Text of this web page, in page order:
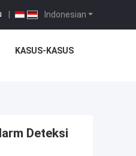
Indonesian
|
KASUS-KASUS
Deteksi